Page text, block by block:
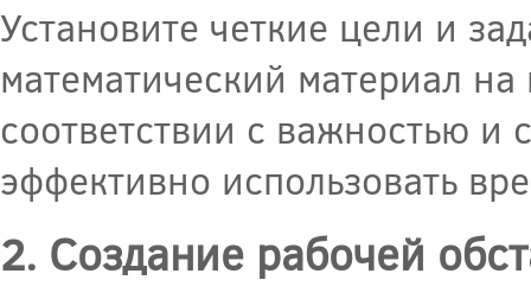
Установите четкие цели и
математический материал
соответствии с важностью
эффективно использовать
2. Создание рабочей